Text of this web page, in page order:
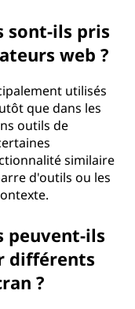
sont-ils pris
web ?
utilisés
que dans les
outils de
similaire
d'outils ou les
peuvent-ils
différents
?